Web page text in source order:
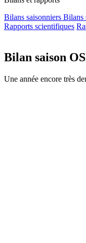
Bilans saisonniers Bilans
Rapports scientifiques
Bilan saison
Une année encore très